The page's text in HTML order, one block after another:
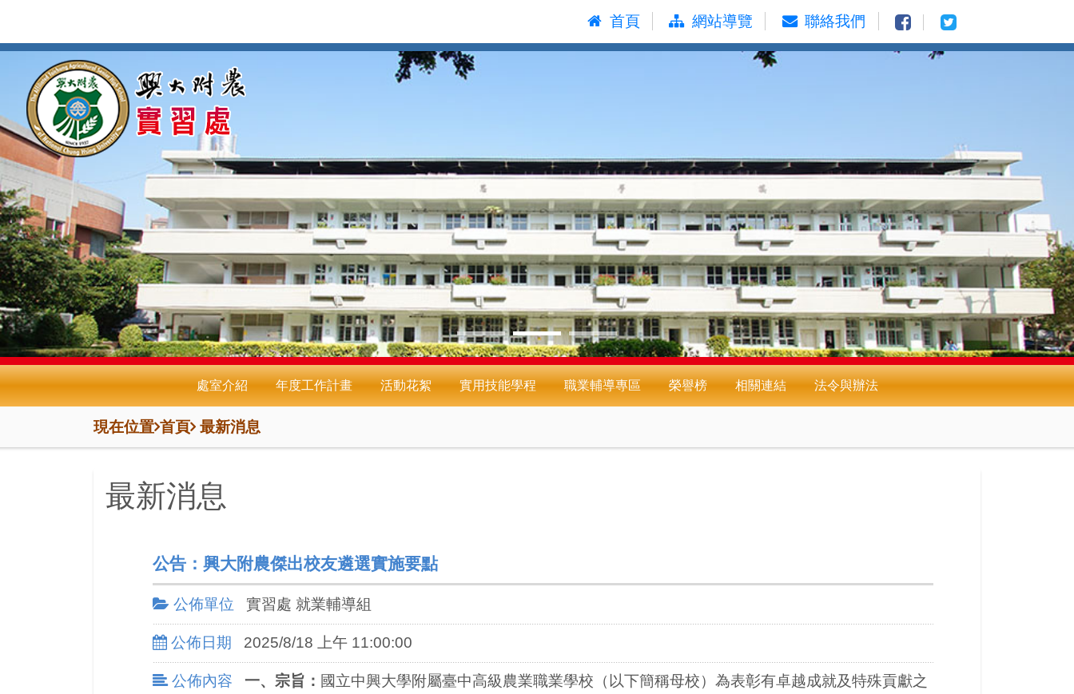
內
容
區
首頁 網站導覽 聯絡我們
處室介紹 年度工作計畫 活動花絮 實用技能學程 職業輔導專區 榮譽榜 相關連結 法令與辦法
現在位置 首頁 最新消息
最新消息
公告：興大附農傑出校友遴選實施要點
公佈單位 實習處 就業輔導組
公佈日期 2025/8/18 上午 11:00:00
公佈內容 一、宗旨 ： 國立中興大學附屬臺中高級農業職業學校（以下簡稱母校）為表彰有卓越成就及特殊貢獻之